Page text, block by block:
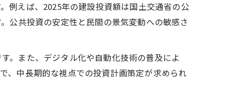
例えば、2025年の建設投資額は国土交通省の公
公共投資の安定性と民間の景気変動への敏感さ
。また、デジタル化や自動化技術の普及によ
、中長期的な視点での投資計画策定が求められ